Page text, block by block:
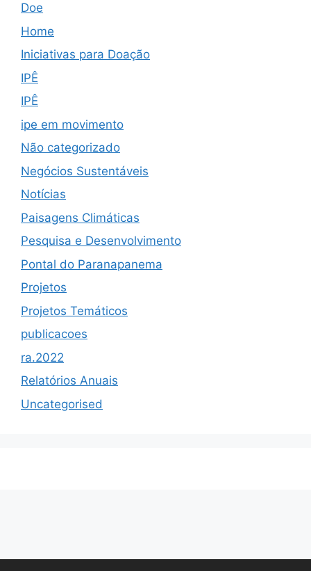
Doe
Home
Iniciativas para Doação
IPÊ
IPÊ
ipe em movimento
Não categorizado
Negócios Sustentáveis
Notícias
Paisagens Climáticas
Pesquisa e Desenvolvimento
Pontal do Paranapanema
Projetos
Projetos Temáticos
publicacoes
ra.2022
Relatórios Anuais
Uncategorised